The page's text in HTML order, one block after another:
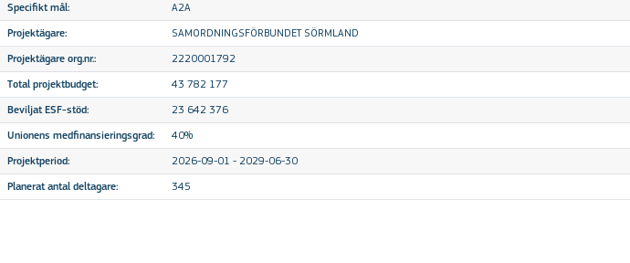
Specifikt mål: A2A
Projektägare: SAMORDNINGSFÖRBUNDET SÖRMLAND
Projektägare org.nr.: 2220001792
Total projektbudget: 43 782 177
Beviljat ESF-stöd: 23 642 376
Unionens medfinansieringsgrad: 40%
Projektperiod: 2026-09-01 - 2029-06-30
Planerat antal deltagare: 345